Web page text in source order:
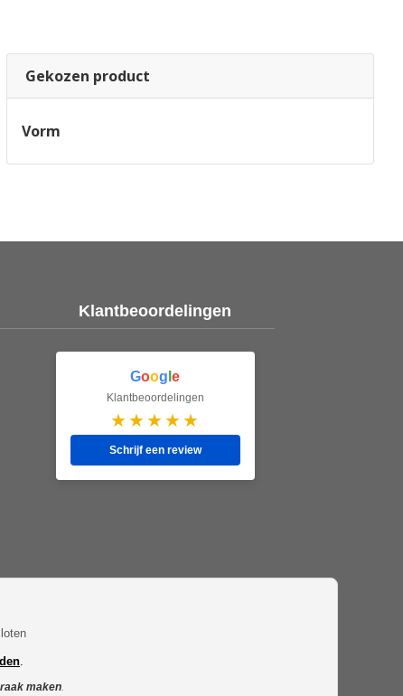
Gekozen product
Vorm
Klantbeoordelingen
Goog e
Klantbeoordelingen
★★★★★
Schrijf een review
maken.